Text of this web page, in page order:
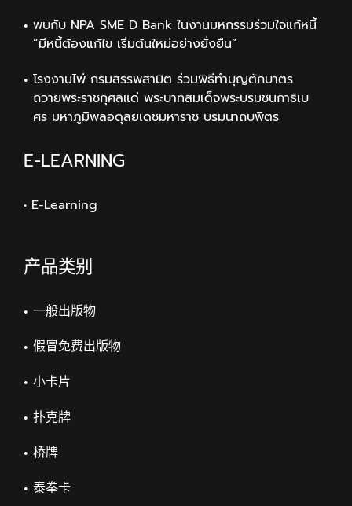
พบกับ NPA SME D Bank ในงานมหกรรมร่วมใจแก้หนี้
“มีหนี้ต้องแก้ไข เริ่มต้นใหม่อย่างยั่งยืน”
โรงงานไพ่ กรมสรรพสามิต ร่วมพิธีทำบุญตักบาตร
ถวายพระราชกุศลแด่ พระบาทสมเด็จพระบรมชนกาธิเบ
ศร มหาภูมิพลอดุลยเดชมหาราช บรมนาถบพิตร
E-LEARNING
• E-Learning
产品类别
一般出版物
假冒免费出版物
小卡片
扑克牌
桥牌
泰拳卡